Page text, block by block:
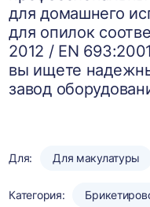
для домашнего
для опилок
2012 / EN
вы ищете
завод
Для: Для макулатуры
Категория: